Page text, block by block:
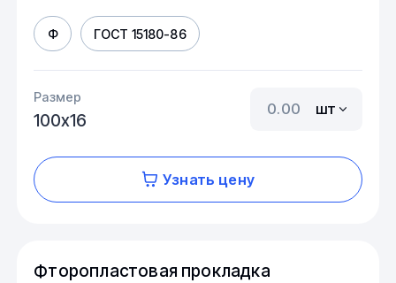
Ф ГОСТ 15180-86
Размер
100х16
шт
Узнать цену
Фторопластовая прокладка